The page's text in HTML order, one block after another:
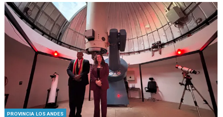
PROVINCIA LOS ANDES